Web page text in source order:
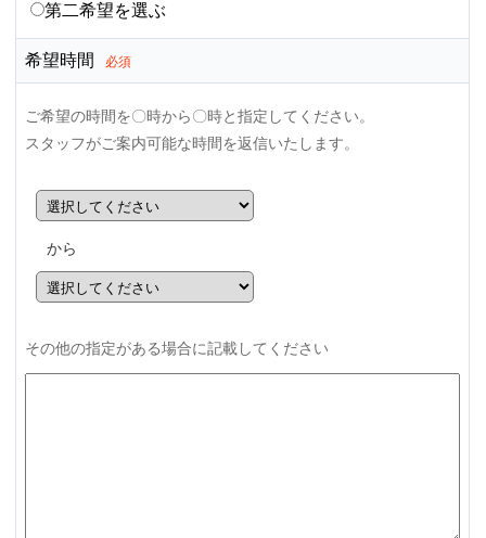
第二希望を選ぶ
希望時間 必須
ご希望の時間を〇時から〇時と指定してください。
スタッフがご案内可能な時間を返信いたします。
から
その他の指定がある場合に記載してください